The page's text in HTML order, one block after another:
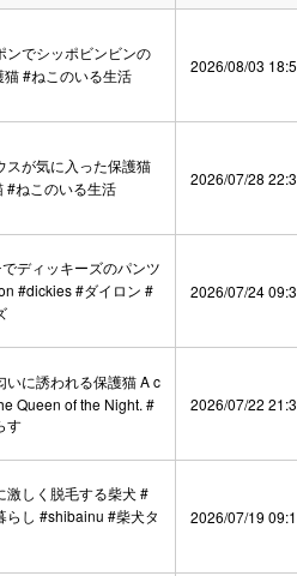
ンでシッポビンビンの
#ねこのいる生活
2026/08/03
スが気に入った保護猫
#ねこのいる生活
2026/07/28
ディッキーズのパンツ
#dickies #ダイロン #
2026/07/24
いに誘われる保護猫 A c
Queen of the Night. #
す
2026/07/22
激しく脱毛する柴犬 #
らし #shibainu #柴犬タ
2026/07/19